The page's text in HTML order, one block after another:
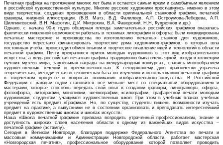
Печатная графика на протяжении многих лет была и остается самым ярким и самобытным явлением
в российской художественной культуре. Многие русские художники прославились именно в этом
виде творчества, создавая произведения в области оригинальной станковой графики, печатной
гравюры, книжной иллюстрации. (В.В. Матэ, В.Д. Фалилеев, А.П. Остроумова-Лебедева, А.П.
Шиллинговский, В.Н. Масютин, Д.И. Митрохин, В.А. Фаворский, Н.Н, Купреянов и др.)
Однако, с начала 90-х годов обширная плеяда замечательных российских графиков оказалась
фактически лишенной возможности работать в техниках литографии и офорта: были ликвидированы
печатные мастерские и производства по изготовлению печатных станков для художников,
государство перестало финансировать творческие дома художников-графиков, в которых шла
постоянная учеба, происходил обмен опытом и творческое плавление идей и технологий в области
печатной графики. Почти прекратился приток молодых художников в этот вид изобразительного
искусства, а ведь российская печатная графика традиционно была очень яркой, входя в коллекции
лучших музеев мира, завоевывая награды на международных конкурсах, славясь многообразием
художественных течений и преемственностью. К сегодняшнему дню практически утрачена
теоретическая, методическая и техническая база по изучению и использованию печатной графики
в творческом процессе и вопросах понимания изобразительного искусства. В Российской
Федерации с каждым годом становится все меньше мест со специальным оборудованием и
мастерами, которые способны передать свой опыт в создании гравюры, линогравюры, офорта,
фотоофорта, литографии, монотипии, шелкографии, ксилографии, трафаретной печати молодым
художникам, студентам, учащимся художественных школ. При этом в учебных планах учебных
учреждений есть предмет «Графика». Но, по существу, студенты лишены возможности изучать
предмет на практике, а выпускники не в состоянии организовать и преподавать интереснейший
предмет в художественных школах и школах искусств.
Наша «Школа печатной графики» призвана возродить утраченный профессионализм, знание и
доступность широких слоев населения области к одному из важнейших видов искусства –
печатной графике (эстампу).
Сегодня в Великом Новгороде, благодаря поддержке Федерального Агентства по печати и
массовым коммуникациям и Администрации Новгородской области, работает мастерская
«Новгородская печатня», профессиональное оборудование которой позволяет проводить